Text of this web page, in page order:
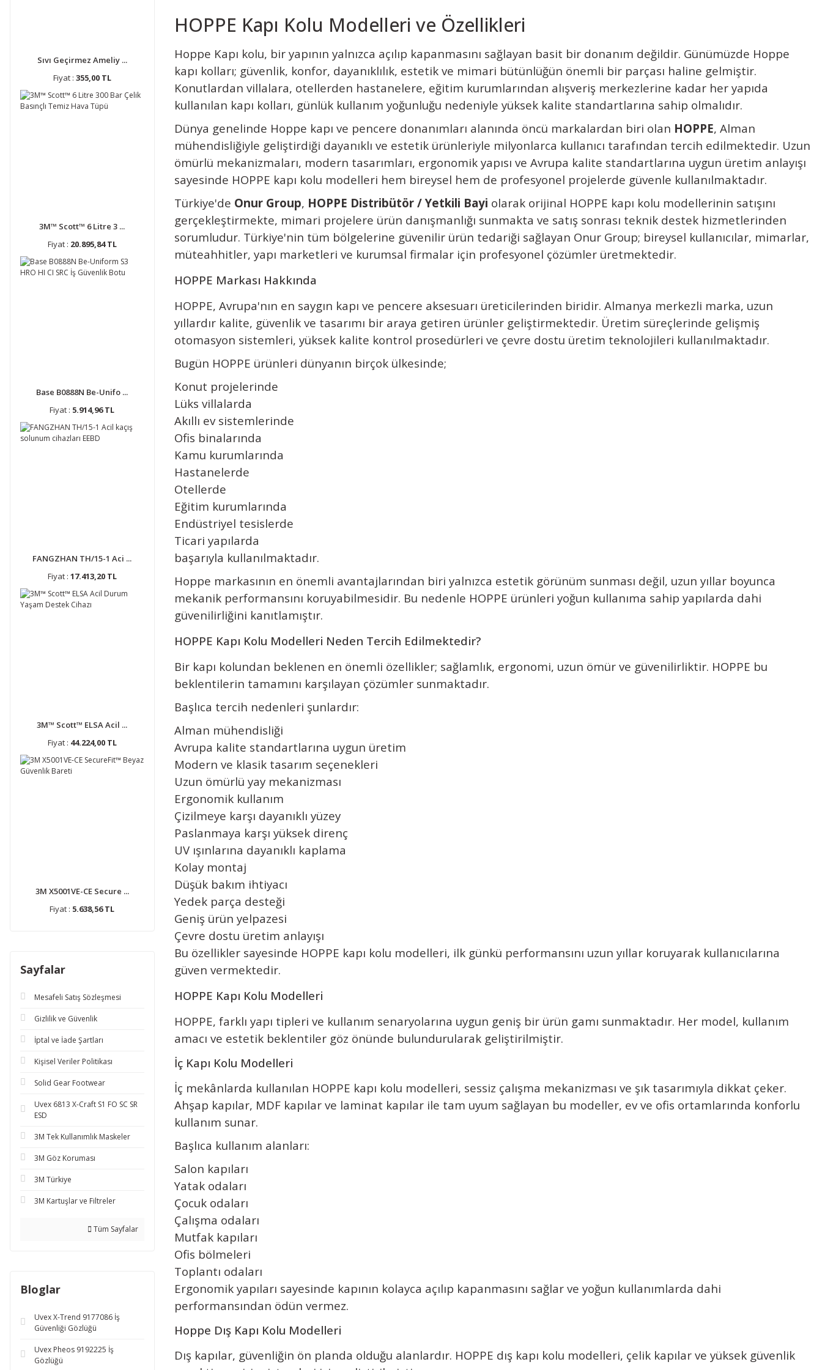
Sıvı Geçirmez Ameliy ...
Fiyat : 355,00 TL
3M™ Scott™ 6 Litre 3 ...
Fiyat : 20.895,84 TL
Base B0888N Be-Unifo ...
Fiyat : 5.914,96 TL
FANGZHAN TH/15-1 Aci ...
Fiyat : 17.413,20 TL
3M™ Scott™ ELSA Acil ...
Fiyat : 44.224,00 TL
3M X5001VE-CE Secure ...
Fiyat : 5.638,56 TL
Sayfalar
Mesafeli Satış Sözleşmesi
Gizlilik ve Güvenlik
İptal ve İade Şartları
Kişisel Veriler Politikası
Solid Gear Footwear
Uvex 6813 X-Craft S1 FO SC SR
ESD
3M Tek Kullanımlık Maskeler
3M Göz Koruması
3M Türkiye
3M Kartuşlar ve Filtreler
Tüm Sayfalar
Bloglar
Uvex X-Trend 9177086 İş
Güvenliği Gözlüğü
Uvex Pheos 9192225 İş
Gözlüğü
HOPPE Kapı Kolu Modelleri ve Özellikleri
Hoppe Kapı kolu, bir yapının yalnızca açılıp kapanmasını sağlayan basit bir donanım değildir. Günümüzde Hoppe
kapı kolları; güvenlik, konfor, dayanıklılık, estetik ve mimari bütünlüğün önemli bir parçası haline gelmiştir.
Konutlardan villalara, otellerden hastanelere, eğitim kurumlarından alışveriş merkezlerine kadar her yapıda
kullanılan kapı kolları, günlük kullanım yoğunluğu nedeniyle yüksek kalite standartlarına sahip olmalıdır.
Dünya genelinde Hoppe kapı ve pencere donanımları alanında öncü markalardan biri olan HOPPE, Alman
mühendisliğiyle geliştirdiği dayanıklı ve estetik ürünleriyle milyonlarca kullanıcı tarafından tercih edilmektedir. Uzun
ömürlü mekanizmaları, modern tasarımları, ergonomik yapısı ve Avrupa kalite standartlarına uygun üretim anlayışı
sayesinde HOPPE kapı kolu modelleri hem bireysel hem de profesyonel projelerde güvenle kullanılmaktadır.
Türkiye'de Onur Group, HOPPE Distribütör / Yetkili Bayi olarak orijinal HOPPE kapı kolu modellerinin satışını
gerçekleştirmekte, mimari projelere ürün danışmanlığı sunmakta ve satış sonrası teknik destek hizmetlerinden
sorumludur. Türkiye'nin tüm bölgelerine güvenilir ürün tedariği sağlayan Onur Group; bireysel kullanıcılar, mimarlar,
müteahhitler, yapı marketleri ve kurumsal firmalar için profesyonel çözümler üretmektedir.
HOPPE Markası Hakkında
HOPPE, Avrupa'nın en saygın kapı ve pencere aksesuarı üreticilerinden biridir. Almanya merkezli marka, uzun
yıllardır kalite, güvenlik ve tasarımı bir araya getiren ürünler geliştirmektedir. Üretim süreçlerinde gelişmiş
otomasyon sistemleri, yüksek kalite kontrol prosedürleri ve çevre dostu üretim teknolojileri kullanılmaktadır.
Bugün HOPPE ürünleri dünyanın birçok ülkesinde;
Konut projelerinde
Lüks villalarda
Akıllı ev sistemlerinde
Ofis binalarında
Kamu kurumlarında
Hastanelerde
Otellerde
Eğitim kurumlarında
Endüstriyel tesislerde
Ticari yapılarda
başarıyla kullanılmaktadır.
Hoppe markasının en önemli avantajlarından biri yalnızca estetik görünüm sunması değil, uzun yıllar boyunca
mekanik performansını koruyabilmesidir. Bu nedenle HOPPE ürünleri yoğun kullanıma sahip yapılarda dahi
güvenilirliğini kanıtlamıştır.
HOPPE Kapı Kolu Modelleri Neden Tercih Edilmektedir?
Bir kapı kolundan beklenen en önemli özellikler; sağlamlık, ergonomi, uzun ömür ve güvenilirliktir. HOPPE bu
beklentilerin tamamını karşılayan çözümler sunmaktadır.
Başlıca tercih nedenleri şunlardır:
Alman mühendisliği
Avrupa kalite standartlarına uygun üretim
Modern ve klasik tasarım seçenekleri
Uzun ömürlü yay mekanizması
Ergonomik kullanım
Çizilmeye karşı dayanıklı yüzey
Paslanmaya karşı yüksek direnç
UV ışınlarına dayanıklı kaplama
Kolay montaj
Düşük bakım ihtiyacı
Yedek parça desteği
Geniş ürün yelpazesi
Çevre dostu üretim anlayışı
Bu özellikler sayesinde HOPPE kapı kolu modelleri, ilk günkü performansını uzun yıllar koruyarak kullanıcılarına
güven vermektedir.
HOPPE Kapı Kolu Modelleri
HOPPE, farklı yapı tipleri ve kullanım senaryolarına uygun geniş bir ürün gamı sunmaktadır. Her model, kullanım
amacı ve estetik beklentiler göz önünde bulundurularak geliştirilmiştir.
İç Kapı Kolu Modelleri
İç mekânlarda kullanılan HOPPE kapı kolu modelleri, sessiz çalışma mekanizması ve şık tasarımıyla dikkat çeker.
Ahşap kapılar, MDF kapılar ve laminat kapılar ile tam uyum sağlayan bu modeller, ev ve ofis ortamlarında konforlu
kullanım sunar.
Başlıca kullanım alanları:
Salon kapıları
Yatak odaları
Çocuk odaları
Çalışma odaları
Mutfak kapıları
Ofis bölmeleri
Toplantı odaları
Ergonomik yapıları sayesinde kapının kolayca açılıp kapanmasını sağlar ve yoğun kullanımlarda dahi
performansından ödün vermez.
Hoppe Dış Kapı Kolu Modelleri
Dış kapılar, güvenliğin ön planda olduğu alanlardır. HOPPE dış kapı kolu modelleri, çelik kapılar ve yüksek güvenlik